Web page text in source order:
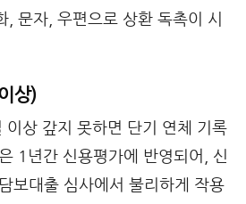
, 문자, 우편으로 상환 독촉이 시
상)
상 갚지 못하면 단기 연체 기록
1년간 신용평가에 반영되어, 신
보대출 심사에서 불리하게 작용